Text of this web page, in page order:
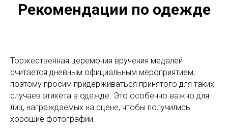
Рекомендации по одежде
Торжественная церемония вручения медалей
считается дневным официальным мероприятием,
поэтому просим придерживаться принятого для таких
случаев этикета в одежде. Это особенно важно для
лиц, награждаемых на сцене, чтобы получились
хорошие фотографии.